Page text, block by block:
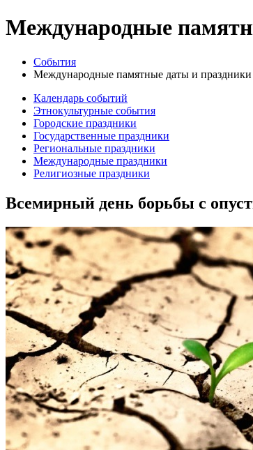
Международные
События
Международные памятные даты и праздники
Календарь событий
Этнокультурные события
Городские праздники
Государственные праздники
Региональные праздники
Международные праздники
Религиозные праздники
Всемирный день борьбы с